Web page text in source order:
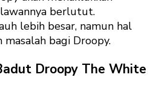
berlutut.
lebih besar, namun hal
bagi Droopy.
Droopy The White